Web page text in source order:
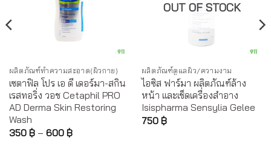
ผลิตภัณฑ์ทำความสะอาด(ผิวกาย)
เซตาฟิล โปร เอ ดี เดอร์มา-สกิน
เรสทอริ่ง วอช Cetaphil PRO
AD Derma Skin Restoring
Wash
350 ฿– 600 ฿
OUT OF STOCK
ผลิตภัณฑ์ดูแลผิว/ความงาม
ไอซิส ฟาร์มา ผลิตภัณฑ์ล้าง
หน้า และเช็ดเครื่องสำอาง
Isispharma Sensylia Gelee
750 ฿